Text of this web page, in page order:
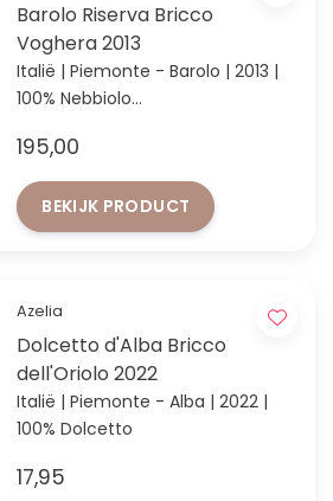
Barolo Riserva Bricco
Voghera 2013
Italië | Piemonte - Barolo | 2013 |
100% Nebbiolo
Wine Advocate
195,00
BEKIJK PRODUCT
Azelia
Dolcetto d'Alba Bricco
dell'Oriolo 2022
Italië | Piemonte - Alba | 2022 |
100% Dolcetto
17,95